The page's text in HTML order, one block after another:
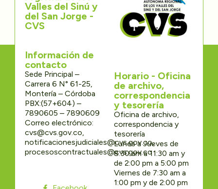
Valles del Sinú y
del San Jorge -
CVS
Información de
contacto
Sede Principal –
Carrera 6 N° 61-25,
Montería – Córdoba
PBX:(57+604) –
7890605 – 7890609
Correo electrónico:
cvs@cvs.gov.co,
notificacionesjudiciales@cvs.gov.co,
procesoscontractuales@cvs.gov.co
Horario - Oficina
de archivo,
correspondencia
y tesorería
Oficina de archivo,
correspondencia y
tesorería
Lunes a Jueves de
8:30 am a 11:30 am y
de 2:00 pm a 5:00 pm
Viernes de 7:30 am a
1:00 pm y de 2:00 pm